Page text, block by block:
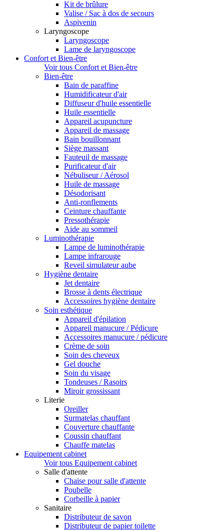
Kit de brûlure
Valise / Sac à dos de secours
Aspivenin
Laryngoscope
Laryngoscope
Lame de laryngoscope
Confort et Bien-être
Voir tous Confort et Bien-être
Bien-être
Bain de paraffine
Humidificateur d'air
Diffuseur d'huile essentielle
Huile essentielle
Appareil acupuncture
Appareil de massage
Bain bouillonnant
Siège massant
Fauteuil de massage
Purificateur d'air
Nébuliseur / Aérosol
Huile de massage
Désodorisant
Anti-ronflements
Ceinture chauffante
Pressothérapie
Aide au sommeil
Luminothérapie
Lampe de luminothérapie
Lampe infrarouge
Reveil simulateur aube
Hygiène dentaire
Jet dentaire
Brosse à dents électrique
Accessoires hygiène dentaire
Soin esthétique
Appareil d'épilation
Appareil manucure / Pédicure
Accessoires manucure / pédicure
Crème de soin
Soin des cheveux
Gel douche
Soin du visage
Tondeuses / Rasoirs
Miroir grossissant
Literie
Oreiller
Surmatelas chauffant
Couverture chauffante
Coussin chauffant
Chauffe matelas
Equipement cabinet
Voir tous Equipement cabinet
Salle d'attente
Chaise pour salle d'attente
Poubelle
Corbeille à papier
Sanitaire
Distributeur de savon
Distributeur de papier toilette